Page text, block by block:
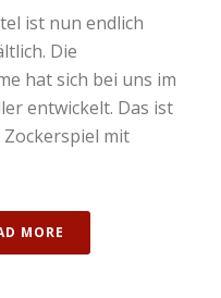
ist nun endlich
Die
hat sich bei uns im
entwickelt. Das ist
mit
MORE